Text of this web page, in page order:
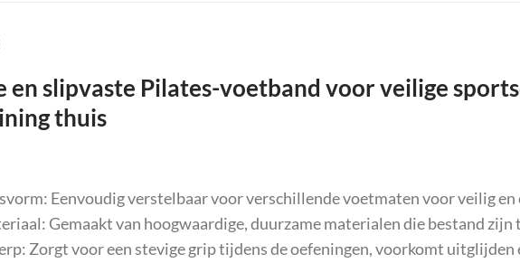
en slipvaste Pilates-voetband voor veilige
thuis
Eenvoudig verstelbaar voor verschillende voetmaten voor veilig
Gemaakt van hoogwaardige, duurzame materialen die bestand zijn
Zorgt voor een stevige grip tijdens de oefeningen, voorkomt uitglijden